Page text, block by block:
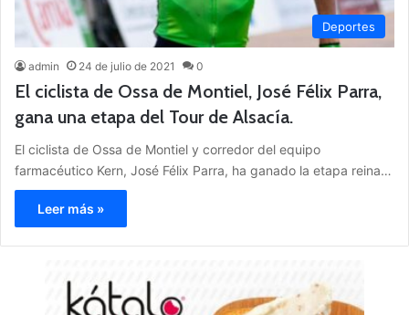
Deportes
admin 24 de julio de 2021 0
El ciclista de Ossa de Montiel, José Félix Parra,
gana una etapa del Tour de Alsacía.
El ciclista de Ossa de Montiel y corredor del equipo
farmacéutico Kern, José Félix Parra, ha ganado la etapa reina…
Leer más »